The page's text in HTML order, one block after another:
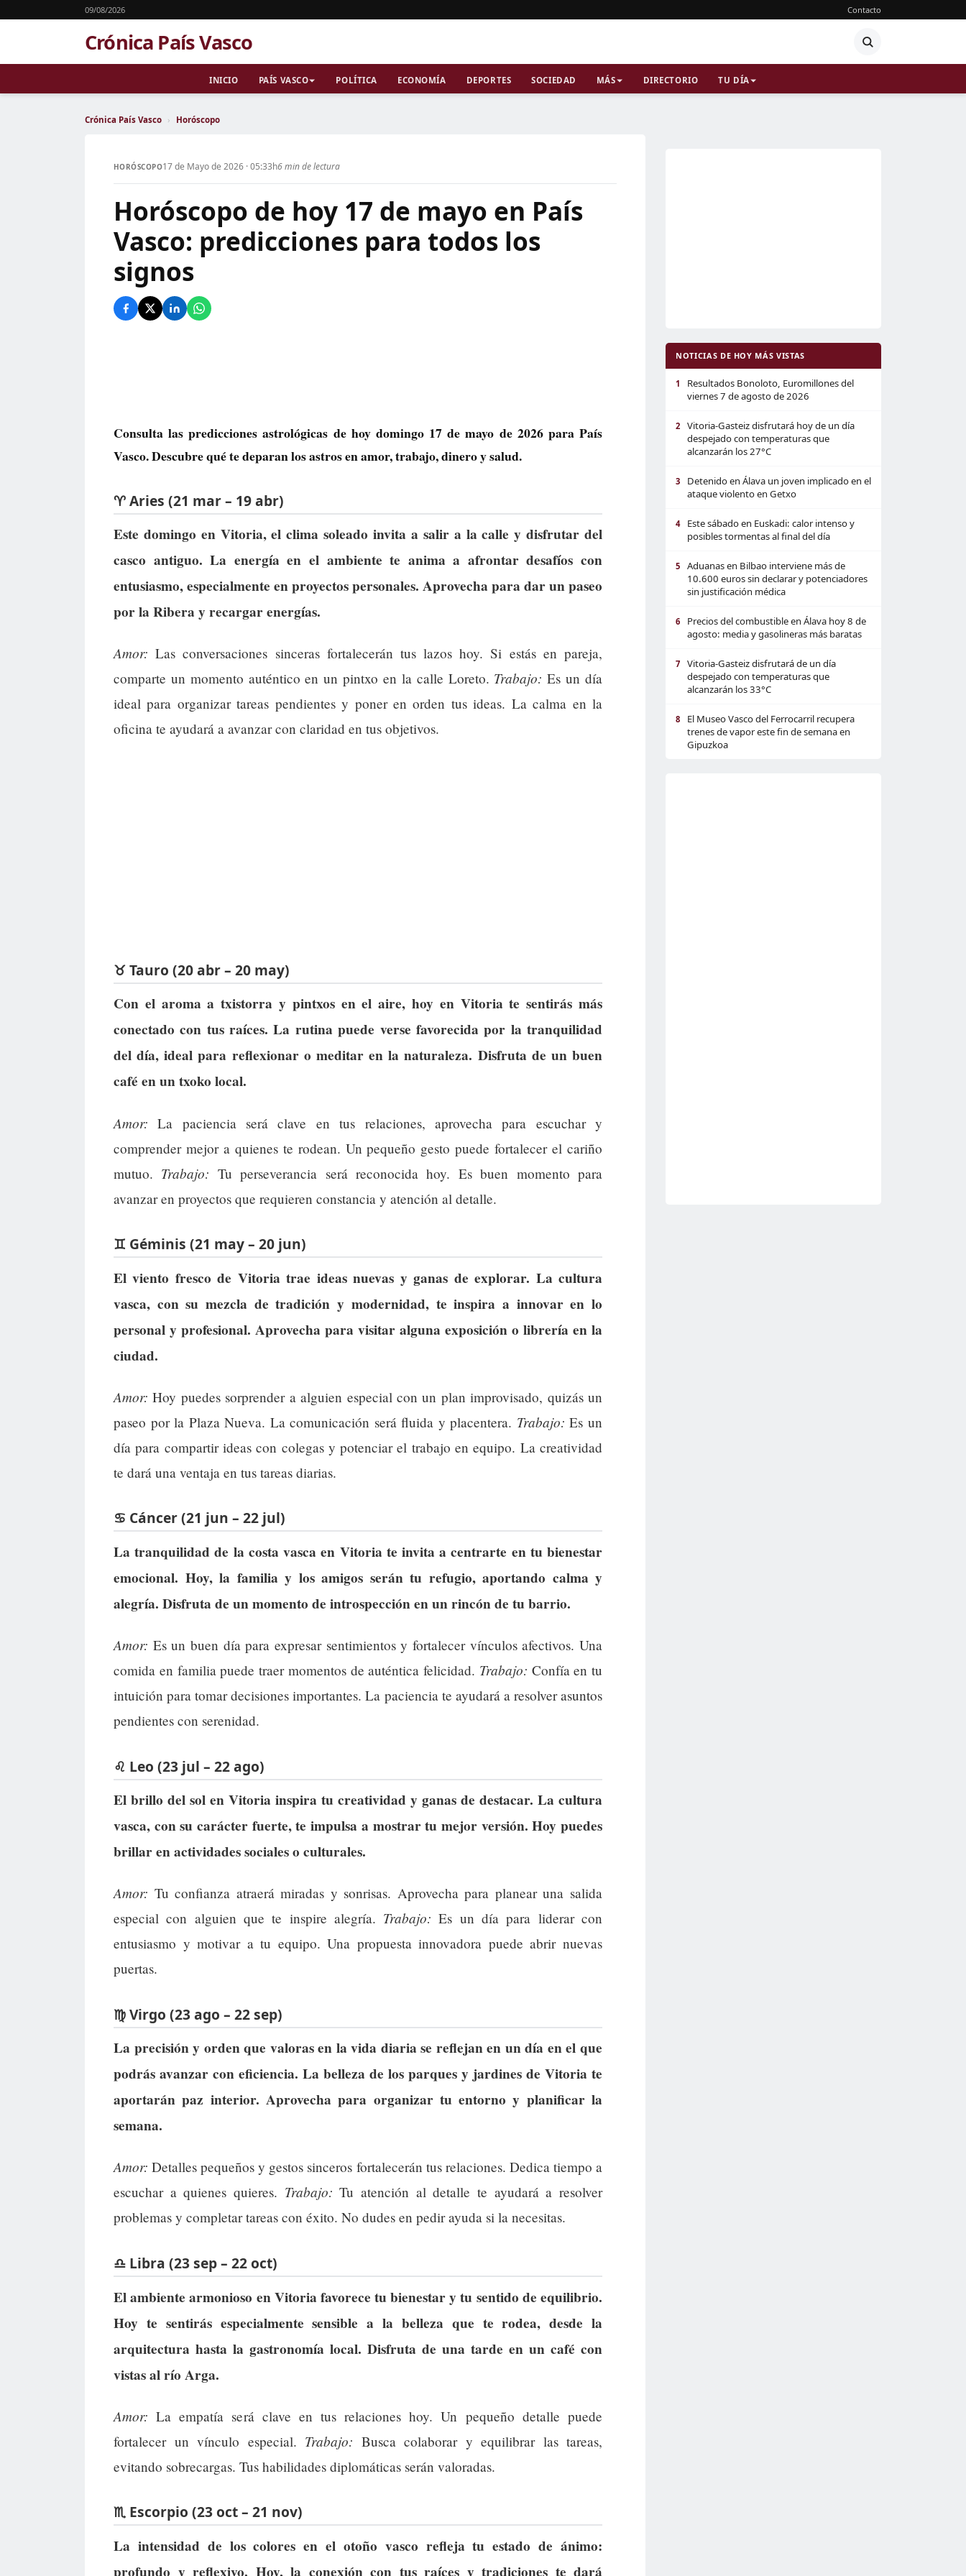
09/08/2026 Contacto
Crónica País Vasco
INICIO PAÍS VASCO POLÍTICA ECONOMÍA DEPORTES SOCIEDAD MÁS DIRECTORIO TU DÍA
Crónica País Vasco › Horóscopo
HORÓSCOPO17 de Mayo de 2026 · 05:33h6 min de lectura
Horóscopo de hoy 17 de mayo en País
Vasco: predicciones para todos los
signos
Consulta las predicciones astrológicas de hoy domingo 17 de mayo de 2026 para País
Vasco. Descubre qué te deparan los astros en amor, trabajo, dinero y salud.
♈ Aries (21 mar – 19 abr)
Este domingo en Vitoria, el clima soleado invita a salir a la calle y disfrutar del
casco antiguo. La energía en el ambiente te anima a afrontar desafíos con
entusiasmo, especialmente en proyectos personales. Aprovecha para dar un paseo
por la Ribera y recargar energías.
Amor: Las conversaciones sinceras fortalecerán tus lazos hoy. Si estás en pareja,
comparte un momento auténtico en un pintxo en la calle Loreto. Trabajo: Es un día
ideal para organizar tareas pendientes y poner en orden tus ideas. La calma en la
oficina te ayudará a avanzar con claridad en tus objetivos.
♉ Tauro (20 abr – 20 may)
Con el aroma a txistorra y pintxos en el aire, hoy en Vitoria te sentirás más
conectado con tus raíces. La rutina puede verse favorecida por la tranquilidad
del día, ideal para reflexionar o meditar en la naturaleza. Disfruta de un buen
café en un txoko local.
Amor: La paciencia será clave en tus relaciones, aprovecha para escuchar y
comprender mejor a quienes te rodean. Un pequeño gesto puede fortalecer el cariño
mutuo. Trabajo: Tu perseverancia será reconocida hoy. Es buen momento para
avanzar en proyectos que requieren constancia y atención al detalle.
♊ Géminis (21 may – 20 jun)
El viento fresco de Vitoria trae ideas nuevas y ganas de explorar. La cultura
vasca, con su mezcla de tradición y modernidad, te inspira a innovar en lo
personal y profesional. Aprovecha para visitar alguna exposición o librería en la
ciudad.
Amor: Hoy puedes sorprender a alguien especial con un plan improvisado, quizás un
paseo por la Plaza Nueva. La comunicación será fluida y placentera. Trabajo: Es un
día para compartir ideas con colegas y potenciar el trabajo en equipo. La creatividad
te dará una ventaja en tus tareas diarias.
♋ Cáncer (21 jun – 22 jul)
La tranquilidad de la costa vasca en Vitoria te invita a centrarte en tu bienestar
emocional. Hoy, la familia y los amigos serán tu refugio, aportando calma y
alegría. Disfruta de un momento de introspección en un rincón de tu barrio.
Amor: Es un buen día para expresar sentimientos y fortalecer vínculos afectivos. Una
comida en familia puede traer momentos de auténtica felicidad. Trabajo: Confía en tu
intuición para tomar decisiones importantes. La paciencia te ayudará a resolver asuntos
pendientes con serenidad.
♌ Leo (23 jul – 22 ago)
El brillo del sol en Vitoria inspira tu creatividad y ganas de destacar. La cultura
vasca, con su carácter fuerte, te impulsa a mostrar tu mejor versión. Hoy puedes
brillar en actividades sociales o culturales.
Amor: Tu confianza atraerá miradas y sonrisas. Aprovecha para planear una salida
especial con alguien que te inspire alegría. Trabajo: Es un día para liderar con
entusiasmo y motivar a tu equipo. Una propuesta innovadora puede abrir nuevas
puertas.
♍ Virgo (23 ago – 22 sep)
La precisión y orden que valoras en la vida diaria se reflejan en un día en el que
podrás avanzar con eficiencia. La belleza de los parques y jardines de Vitoria te
aportarán paz interior. Aprovecha para organizar tu entorno y planificar la
semana.
Amor: Detalles pequeños y gestos sinceros fortalecerán tus relaciones. Dedica tiempo a
escuchar a quienes quieres. Trabajo: Tu atención al detalle te ayudará a resolver
problemas y completar tareas con éxito. No dudes en pedir ayuda si la necesitas.
♎ Libra (23 sep – 22 oct)
El ambiente armonioso en Vitoria favorece tu bienestar y tu sentido de equilibrio.
Hoy te sentirás especialmente sensible a la belleza que te rodea, desde la
arquitectura hasta la gastronomía local. Disfruta de una tarde en un café con
vistas al río Arga.
Amor: La empatía será clave en tus relaciones hoy. Un pequeño detalle puede
fortalecer un vínculo especial. Trabajo: Busca colaborar y equilibrar las tareas,
evitando sobrecargas. Tus habilidades diplomáticas serán valoradas.
♏ Escorpio (23 oct – 21 nov)
La intensidad de los colores en el otoño vasco refleja tu estado de ánimo:
profundo y reflexivo. Hoy, la conexión con tus raíces y tradiciones te dará
NOTICIAS DE HOY MÁS VISTAS
1
Resultados Bonoloto, Euromillones del
viernes 7 de agosto de 2026
2
Vitoria-Gasteiz disfrutará hoy de un día
despejado con temperaturas que
alcanzarán los 27°C
3
Detenido en Álava un joven implicado en el
ataque violento en Getxo
4
Este sábado en Euskadi: calor intenso y
posibles tormentas al final del día
5
Aduanas en Bilbao interviene más de
10.600 euros sin declarar y potenciadores
sin justificación médica
6
Precios del combustible en Álava hoy 8 de
agosto: media y gasolineras más baratas
7
Vitoria-Gasteiz disfrutará de un día
despejado con temperaturas que
alcanzarán los 33°C
8
El Museo Vasco del Ferrocarril recupera
trenes de vapor este fin de semana en
Gipuzkoa